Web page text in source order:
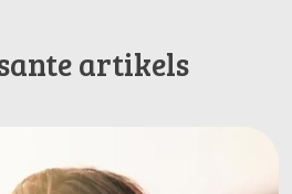
artikels